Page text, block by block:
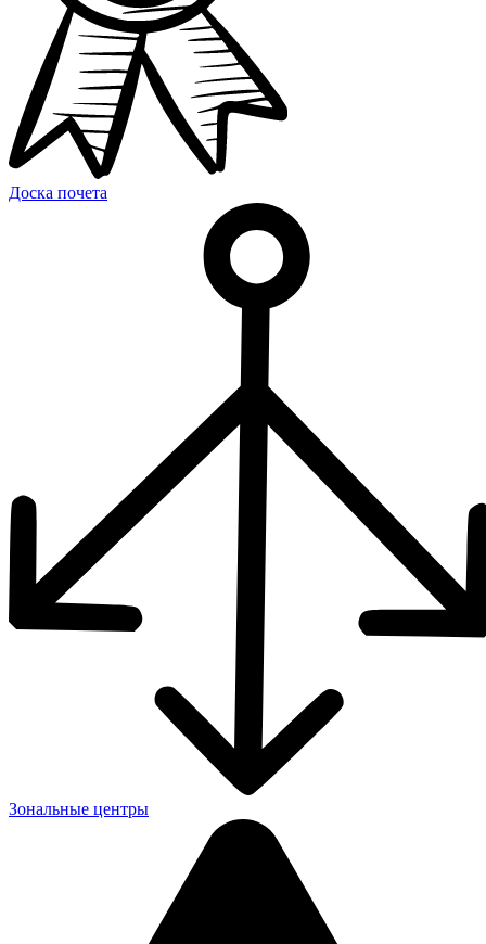
Доска почета
Зональные центры